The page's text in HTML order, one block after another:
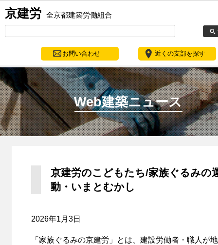
京建労 全京都建築労働組合
お問い合わせ 近くの支部を探す
Web建築ニュース
京建労のこどもたち/家族ぐるみの
動・いまとむかし
2026年1月3日
「家族ぐるみの京建労」とは、建設労働者・職人が地